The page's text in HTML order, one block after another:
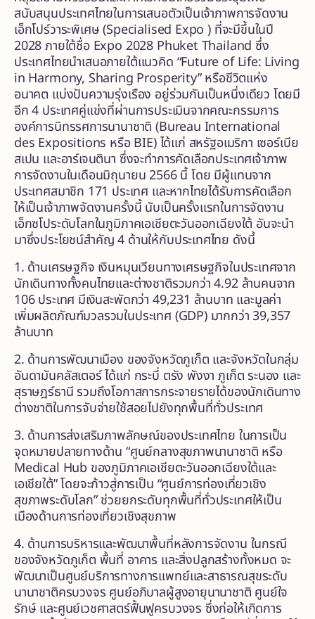
สนับสนุนประเทศไทยในการเสนอตัวเป็นเจ้าภาพการจัดงาน
เอ็กโปร์วาระพิเศษ (Specialised Expo ) ที่จะมีขึ้นในปี
2028 ภายใต้ชื่อ Expo 2028 Phuket Thailand ซึ่ง
ประเทศไทยนำเสนอภายใต้แนวคิด “Future of Life: Living
in Harmony, Sharing Prosperity” หรือชีวิตแห่ง
อนาคต แบ่งปันความรุ่งเรือง อยู่ร่วมกันเป็นหนึ่งเดียว โดยมี
อีก 4 ประเทศคู่แข่งที่ผ่านการประเมินจากคณะกรรมการ
องค์การนิทรรศการนานาชาติ (Bureau International
des Expositions หรือ BIE) ได้แก่ สหรัฐอเมริกา เซอร์เบีย
สเปน และอาร์เจนตินา ซึ่งจะทำการคัดเลือกประเทศเจ้าภาพ
การจัดงานในเดือนมิถุนายน 2566 นี้ โดย มีผู้แทนจาก
ประเทศสมาชิก 171 ประเทศ และหากไทยได้รับการคัดเลือก
ให้เป็นเจ้าภาพจัดงานครั้งนี้ นับเป็นครั้งแรกในการจัดงาน
เอ็กซโประดับโลกในภูมิภาคเอเชียตะวันออกเฉียงใต้ อันจะนำ
มาซึ่งประโยชน์สำคัญ 4 ด้านให้กับประเทศไทย ดังนี้
1. ด้านเศรษฐกิจ เงินหมุนเวียนทางเศรษฐกิจในประเทศจาก
นักเดินทางทั้งคนไทยและต่างชาติรวมกว่า 4.92 ล้านคนจาก
106 ประเทศ มีเงินสะพัดกว่า 49,231 ล้านบาท และมูลค่า
เพิ่มผลิตภัณฑ์มวลรวมในประเทศ (GDP) มากกว่า 39,357
ล้านบาท
2. ด้านการพัฒนาเมือง ของจังหวัดภูเก็ต และจังหวัดในกลุ่ม
อันดามันคลัสเตอร์ ได้แก่ กระบี่ ตรัง พังงา ภูเก็ต ระนอง และ
สุราษฎร์ธานี รวมถึงโอกาสการกระจายรายได้ของนักเดินทาง
ต่างชาติในการจับจ่ายใช้สอยไปยังทุกพื้นที่ทั่วประเทศ
3. ด้านการส่งเสริมภาพลักษณ์ของประเทศไทย ในการเป็น
จุดหมายปลายทางด้าน “ศูนย์กลางสุขภาพนานาชาติ หรือ
Medical Hub ของภูมิภาคเอเชียตะวันออกเฉียงใต้และ
เอเชียใต้” โดยจะก้าวสู่การเป็น “ศูนย์การท่องเที่ยวเชิง
สุขภาพระดับโลก” ช่วยยกระดับทุกพื้นที่ทั่วประเทศให้เป็น
เมืองด้านการท่องเที่ยวเชิงสุขภาพ
4. ด้านการบริหารและพัฒนาพื้นที่หลังการจัดงาน ในกรณี
ของจังหวัดภูเก็ต พื้นที่ อาคาร และสิ่งปลูกสร้างทั้งหมด จะ
พัฒนาเป็นศูนย์บริการทางการแพทย์และสาธารณสุขระดับ
นานาชาติครบวงจร ศูนย์อภิบาลผู้สูงอายุนานาชาติ ศูนย์ใจ
รักษ์ และศูนย์เวชศาสตร์ฟื้นฟูครบวงจร ซึ่งก่อให้เกิดการ